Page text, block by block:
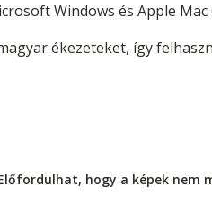
Windows és Apple
ékezeteket, így
hogy a képek nem